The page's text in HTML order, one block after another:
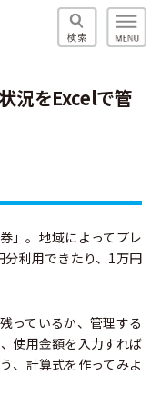
況をExcelで管
」。地域によってプレ
利用できたり、1万円
っているか、管理する
使用金額を入力すれば
、計算式を作ってみよ